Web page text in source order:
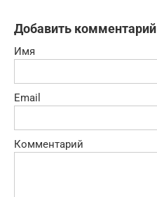
Добавить комментарий
Имя
Email
Комментарий